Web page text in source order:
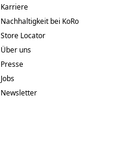
Karriere
Nachhaltigkeit bei KoRo
Store Locator
Über uns
Presse
Jobs
Newsletter